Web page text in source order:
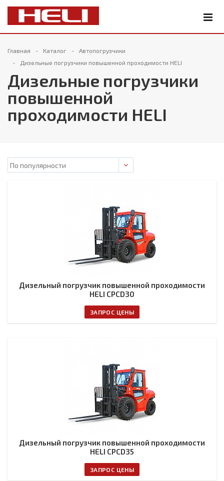
Главная Каталог
Автопогрузчики
Дизельные погрузчики повышенной проходимости HELI
Дизельные погрузчики
повышенной
проходимости HELI
Дизельный погрузчик повышенной проходимости
HELI CPCD30
ЗАПРОС ЦЕНЫ
Дизельный погрузчик повышенной проходимости
HELI CPCD35
ЗАПРОС ЦЕНЫ